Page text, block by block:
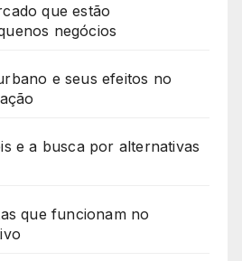
que estão
negócios
e seus efeitos no
e a busca por alternativas
que funcionam no